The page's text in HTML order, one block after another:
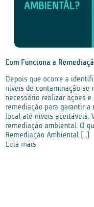
Com Funciona a
Depois que ocorre a
níveis de contaminação se
necessário realizar ações
remediação para garantir
local até níveis aceitáveis.
remediação ambiental. O
Remediação Ambiental […]
Leia mais